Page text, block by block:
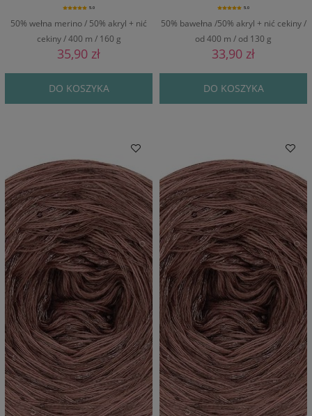
50% wełna merino / 50% akryl + nić
cekiny / 400 m / 160 g
5.0
35,90 zł
DO KOSZYKA
50% bawełna /50% akryl + nić cekiny /
od 400 m / od 130 g
5.0
33,90 zł
DO KOSZYKA